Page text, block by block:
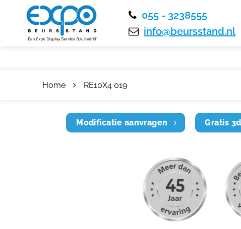
055 - 3238555
info@beursstand.nl
Home RE10X4 019
Modificatie aanvragen Gratis